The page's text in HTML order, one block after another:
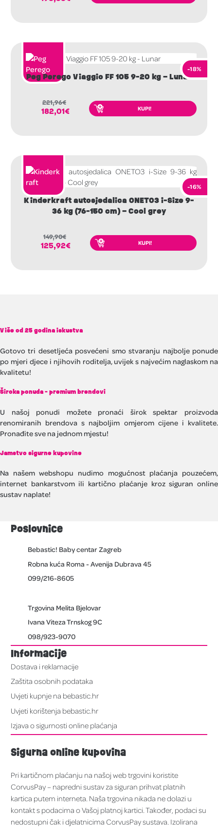
-18%
Peg Perego Viaggio FF 105 9-20 kg – Lunar
221,96€
182,01€ KUPI!
-16%
Kinderkraft autosjedalica ONETO3 i-Size 9-
36 kg (76-150 cm) – Cool grey
149,90€
125,92€ KUPI!
Više od 25 godina iskustva
Gotovo tri desetljeća posvećeni smo stvaranju najbolje ponude
po mjeri djece i njihovih roditelja, uvijek s najvećim naglaskom na
kvalitetu!
Široka ponuda - premium brendovi
U našoj ponudi možete pronaći širok spektar proizvoda
renomiranih brendova s najboljim omjerom cijene i kvalitete.
Pronađite sve na jednom mjestu!
Jamstvo sigurne kupovine
Na našem webshopu nudimo mogućnost plaćanja pouzećem,
internet bankarstvom ili kartično plaćanje kroz siguran online
sustav naplate!
Poslovnice
Bebastic! Baby centar Zagreb
Robna kuća Roma - Avenija Dubrava 45
099/216-8605
Trgovina Melita Bjelovar
Ivana Viteza Trnskog 9C
098/923-9070
Informacije
Dostava i reklamacije
Zaštita osobnih podataka
Uvjeti kupnje na bebastic.hr
Uvjeti korištenja bebastic.hr
Izjava o sigurnosti online plaćanja
Sigurna online kupovina
Pri kartičnom plaćanju na našoj web trgovini koristite
CorvusPay – napredni sustav za siguran prihvat platnih
kartica putem interneta. Naša trgovina nikada ne dolazi u
kontakt s podacima o Vašoj platnoj kartici. Također, podaci su
nedostupni čak i djelatnicima CorvusPay sustava. Izolirana